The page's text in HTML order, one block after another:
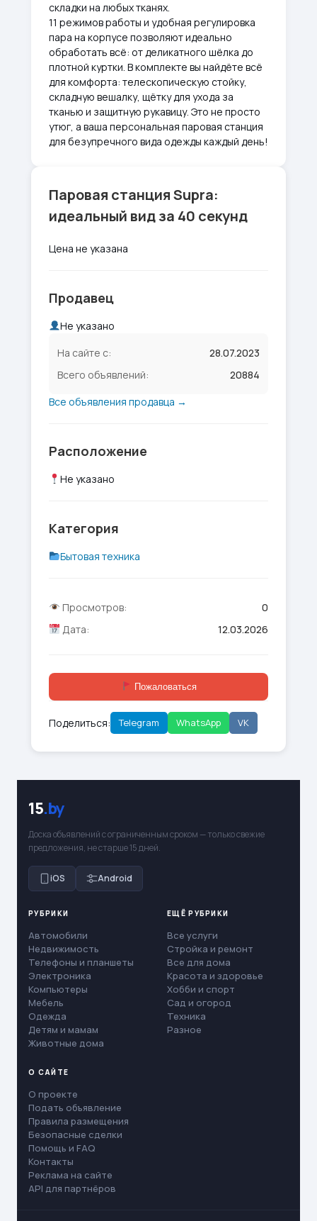
складки на любых тканях.
11 режимов работы и удобная регулировка
пара на корпусе позволяют идеально
обработать всё: от деликатного шёлка до
плотной куртки. В комплекте вы найдёте всё
для комфорта: телескопическую стойку,
складную вешалку, щётку для ухода за
тканью и защитную рукавицу. Это не просто
утюг, а ваша персональная паровая станция
для безупречного вида одежды каждый день!
Паровая станция Supra:
идеальный вид за 40 секунд
Цена не указана
Продавец
Не указано
На сайте с:
28.07.2023
Всего объявлений:
20884
Все объявления продавца →
Расположение
Не указано
Категория
Бытовая техника
Просмотров:
0
Дата:
12.03.2026
Пожаловаться
Поделиться: Telegram WhatsApp VK
15.by
Доска объявлений с ограниченным сроком — только свежие
предложения, не старше 15 дней.
iOS Android
РУБРИКИ
Автомобили
Недвижимость
Телефоны и планшеты
Электроника
Компьютеры
Мебель
Одежда
Детям и мамам
Животные дома
ЕЩЁ РУБРИКИ
Все услуги
Стройка и ремонт
Все для дома
Красота и здоровье
Хобби и спорт
Сад и огород
Техника
Разное
О САЙТЕ
О проекте
Подать объявление
Правила размещения
Безопасные сделки
Помощь и FAQ
Контакты
Реклама на сайте
API для партнёров